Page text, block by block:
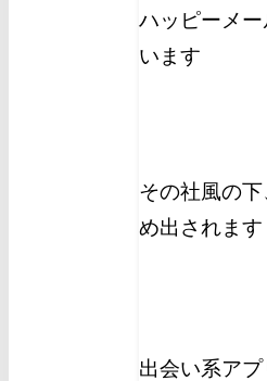
ハッピーメ
います
その社風の
め出されます
出会い系ア